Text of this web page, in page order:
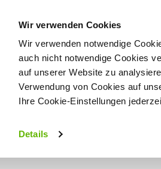
Wir verwenden Cookies
Wir verwenden notwendige
auch nicht notwendige Cookies
auf unserer Website zu
Verwendung von Cookies auf
Ihre Cookie-Einstellungen
Details
Zaunlösungen nach Tierart